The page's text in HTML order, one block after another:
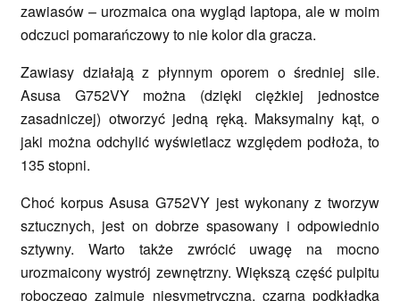
zawiasów – urozmaica ona wygląd laptopa, ale w moim
odczuci pomarańczowy to nie kolor dla gracza.
Zawiasy działają z płynnym oporem o średniej sile.
Asusa G752VY można (dzięki ciężkiej jednostce
zasadniczej) otworzyć jedną ręką. Maksymalny kąt, o
jaki można odchylić wyświetlacz względem podłoża, to
135 stopni.
Choć korpus Asusa G752VY jest wykonany z tworzyw
sztucznych, jest on dobrze spasowany i odpowiednio
sztywny. Warto także zwrócić uwagę na mocno
urozmaicony wystrój zewnętrzny. Większą część pulpitu
roboczego zajmuje niesymetryczna, czarna podkładka